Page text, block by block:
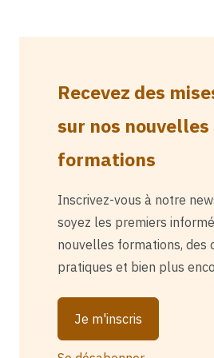
Recevez des
sur nos nouvelles
formations
Inscrivez-vous à notre
soyez les premiers
nouvelles formations, des
pratiques et bien plus
Je m'inscris